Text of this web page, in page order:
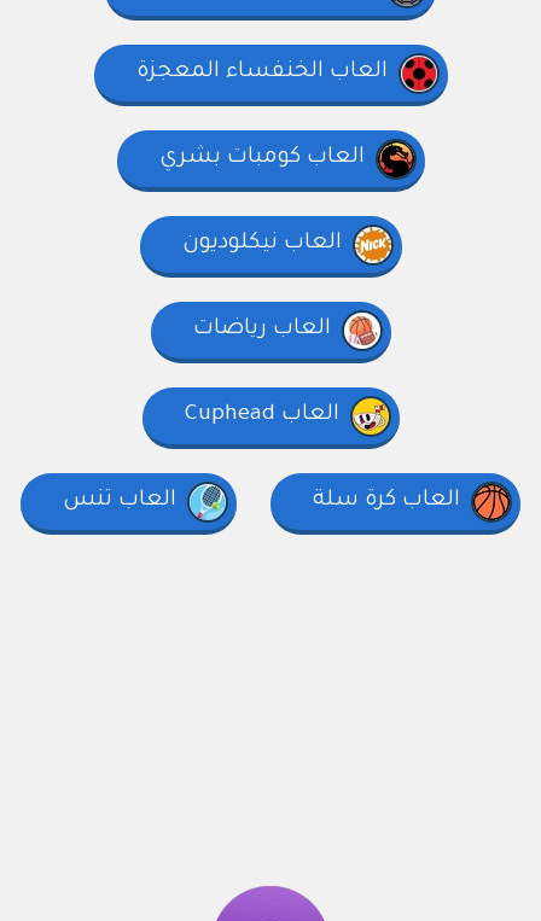
العاب الخنفساء المعجزة
العاب كومبات بشري
العاب نيكلوديون
العاب رياضات
العاب Cuphead
العاب كرة سلة العاب تنس